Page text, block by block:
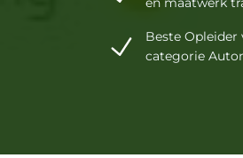
Beste Opleider
categorie